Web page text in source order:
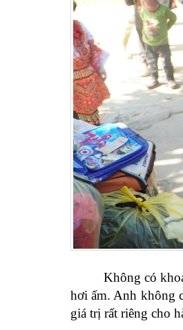
Không có
hơi ấm. Anh không
giá trị rất riêng cho